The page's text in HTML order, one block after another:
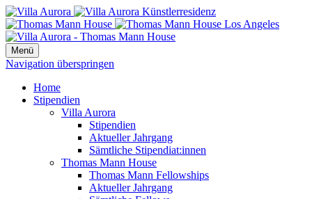
Menü
Navigation überspringen
Home
Stipendien
Villa Aurora
Stipendien
Aktueller Jahrgang
Sämtliche Stipendiat:innen
Thomas Mann House
Thomas Mann Fellowships
Aktueller Jahrgang